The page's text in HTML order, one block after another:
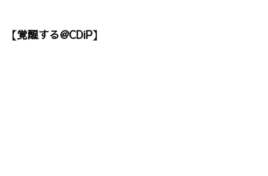
【覚醒する@CDiP】